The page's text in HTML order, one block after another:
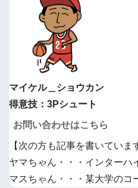
マイケル＿ショウカン
得意技：3Pシュート
お問い合わせはこちら
【次の方も記事を書いていま
ヤマちゃん・・・インターハ
マスちゃん・・・某大学のコ